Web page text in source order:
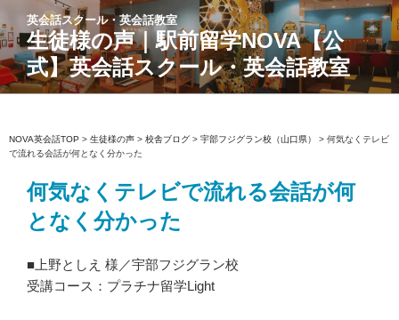
ン
テ
ン
ツ
ス
英会話スクール・英会話教室
生徒様の声｜駅前留学NOVA【公
式】英会話スクール・英会話教室
NOVA英会話TOP > 生徒様の声 > 校舎ブログ > 宇部フジグラン校（山口県） > 何気なくテレビ
で流れる会話が何となく分かった
何気なくテレビで流れる会話が何
となく分かった
■上野としえ 様／宇部フジグラン校
受講コース：プラチナ留学Light